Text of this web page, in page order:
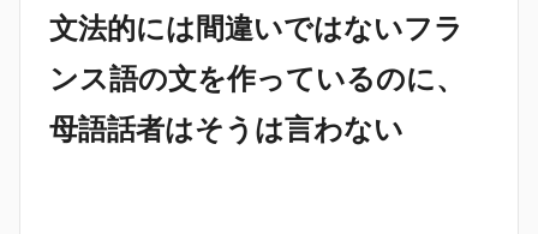
文法的には間違いではないフラ
ンス語の文を作っているのに、
母語話者はそうは言わない